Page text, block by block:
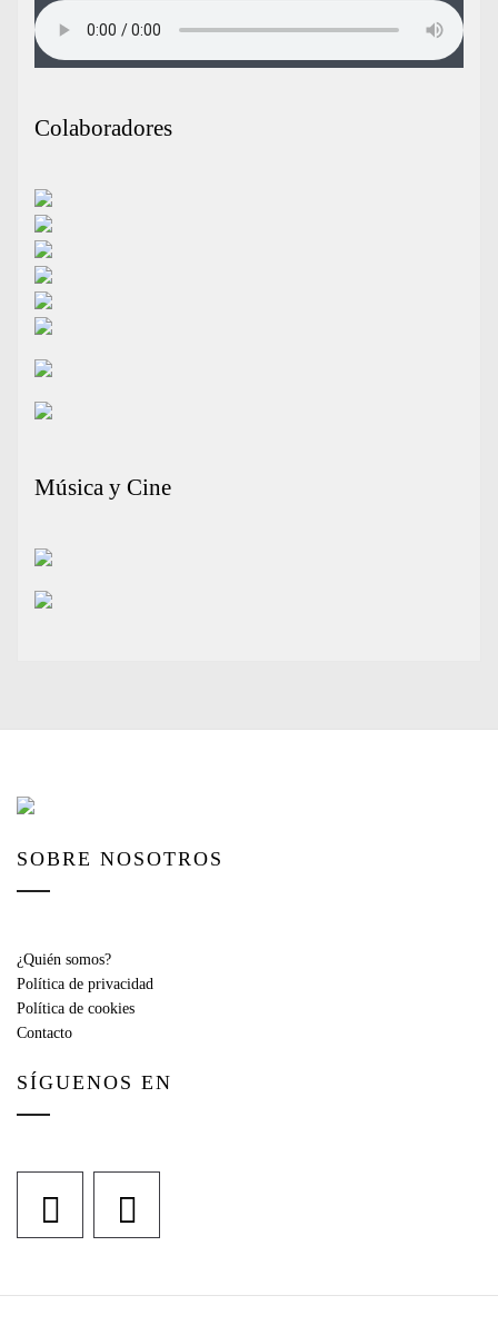
Colaboradores
Música y Cine
SOBRE NOSOTROS
¿Quién somos?
Política de privacidad
Política de cookies
Contacto
SÍGUENOS EN